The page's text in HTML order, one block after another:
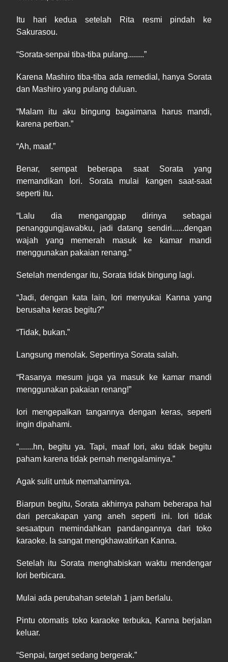
Itu hari kedua setelah Rita resmi pindah ke
Sakurasou.
“Sorata-senpai tiba-tiba pulang........”
Karena Mashiro tiba-tiba ada remedial, hanya Sorata
dan Mashiro yang pulang duluan.
“Malam itu aku bingung bagaimana harus mandi,
karena perban.”
“Ah, maaf.”
Benar, sempat beberapa saat Sorata yang
memandikan Iori. Sorata mulai kangen saat-saat
seperti itu.
“Lalu dia menganggap dirinya sebagai
penanggungjawabku, jadi datang sendiri......dengan
wajah yang memerah masuk ke kamar mandi
menggunakan pakaian renang.”
Setelah mendengar itu, Sorata tidak bingung lagi.
“Jadi, dengan kata lain, Iori menyukai Kanna yang
berusaha keras begitu?”
“Tidak, bukan.”
Langsung menolak. Sepertinya Sorata salah.
“Rasanya mesum juga ya masuk ke kamar mandi
menggunakan pakaian renang!”
Iori mengepalkan tangannya dengan keras, seperti
ingin dipahami.
“.......hn, begituya.Tapi, maaf Iori, aku tidak begitu
paham karena tidak pernah mengalaminya.”
Agak sulit untuk memahaminya.
Biarpun begitu, Sorata akhirnya paham beberapa hal
dari percakapan yang aneh seperti ini. Iori tidak
sesaatpun memindahkan pandangannya dari toko
karaoke. Ia sangat mengkhawatirkan Kanna.
Setelah itu Sorata menghabiskan waktu mendengar
Iori berbicara.
Mulai ada perubahan setelah 1 jam berlalu.
Pintu otomatis toko karaoke terbuka, Kanna berjalan
keluar.
“Senpai, target sedang bergerak.”